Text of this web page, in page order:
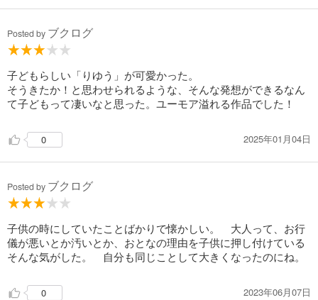
Posted by ブクログ
子どもらしい「りゆう」が可愛かった。
そうきたか！と思わせられるような、そんな発想ができるなん
て子どもって凄いなと思った。ユーモア溢れる作品でした！
0 2025年01月04日
Posted by ブクログ
子供の時にしていたことばかりで懐かしい。 大人って、お行
儀が悪いとか汚いとか、おとなの理由を子供に押し付けている
そんな気がした。 自分も同じことして大きくなったのにね。
0 2023年06月07日